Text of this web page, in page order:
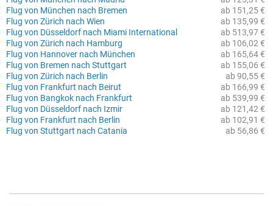
ab 151,25 €
Flug von München nach Bremen
ab 135,99 €
Flug von Zürich nach Wien
ab 513,97 €
Flug von Düsseldorf nach Miami International
ab 106,02 €
Flug von Zürich nach Hamburg
ab 165,64 €
Flug von Hannover nach München
ab 155,06 €
Flug von Bremen nach Stuttgart
ab 90,55 €
Flug von Zürich nach Berlin
ab 166,99 €
Flug von Frankfurt nach Beirut
ab 539,99 €
Flug von Bangkok nach Frankfurt
ab 121,42 €
Flug von Düsseldorf nach Izmir
ab 102,91 €
Flug von Frankfurt nach Berlin
ab 56,86 €
Flug von Stuttgart nach Catania